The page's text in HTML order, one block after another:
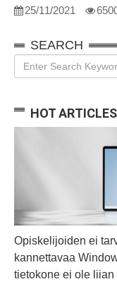
25/11/2021
SEARCH
HOT ARTICLES
Opiskelijoiden ei
kannettavaa
tietokone ei ole liian